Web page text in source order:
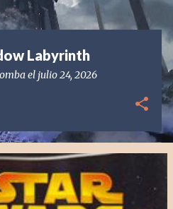
Labyrinth
el julio 24, 2026